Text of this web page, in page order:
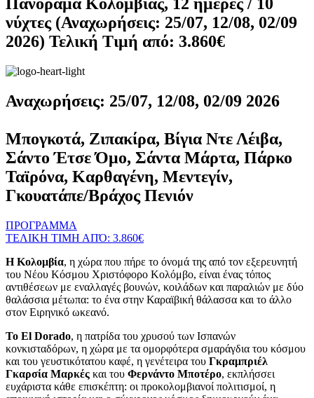
νύχτες (Αναχωρήσεις: 25/07, 12/08, 02/09
2026) Τελική Τιμή από: 3.860€
Αναχωρήσεις: 25/07, 12/08, 02/09 2026
Μπογκοτά, Ζιπακίρα, Βίγια Ντε Λέιβα,
Σάντο Έτσε Όμο, Σάντα Μάρτα, Πάρκο
Ταϊρόνα, Καρθαγένη, Μεντεγίν,
Γκουατάπε/Βράχος Πενιόν
ΠΡΟΓΡΑΜΜΑ
ΤΕΛΙΚΗ ΤΙΜΗ ΑΠΌ: 3.860€
Η Κολομβία, η χώρα που πήρε το όνομά της από τον εξερευνητή
του Νέου Κόσμου Χριστόφορο Κολόμβο, είναι ένας τόπος
αντιθέσεων με εναλλαγές βουνών, κοιλάδων και παραλιών με δύο
θαλάσσια μέτωπα: το ένα στην Καραϊβική θάλασσα και το άλλο
στον Ειρηνικό ωκεανό.
Το El Dorado, η πατρίδα του χρυσού των Ισπανών
κονκισταδόρων, η χώρα με τα ομορφότερα σμαράγδια του κόσμου
και του γευστικότατου καφέ, η γενέτειρα του Γκραμπριέλ
Γκαρσία Μαρκές και του Φερνάντο Μποτέρο, εκπλήσσει
ευχάριστα κάθε επισκέπτη: οι προκολομβιανοί πολιτισμοί, η